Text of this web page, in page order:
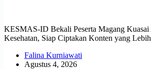
KESMAS-ID Bekali Peserta Magang
Kesehatan, Siap Ciptakan Konten yang
Falina Kurniawati
Agustus 4, 2026